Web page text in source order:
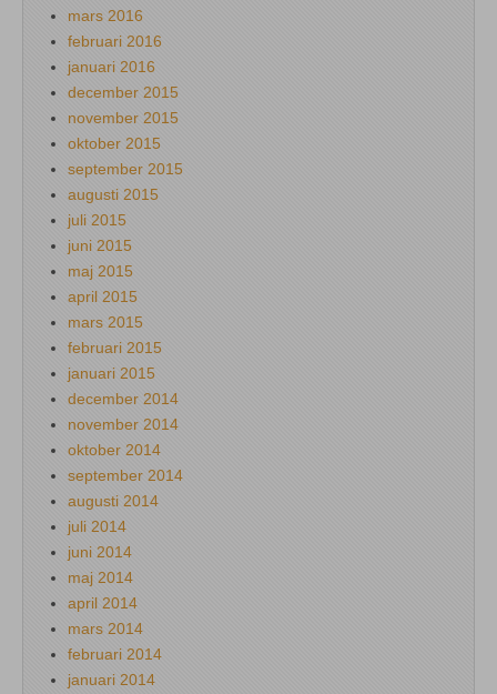
mars 2016
februari 2016
januari 2016
december 2015
november 2015
oktober 2015
september 2015
augusti 2015
juli 2015
juni 2015
maj 2015
april 2015
mars 2015
februari 2015
januari 2015
december 2014
november 2014
oktober 2014
september 2014
augusti 2014
juli 2014
juni 2014
maj 2014
april 2014
mars 2014
februari 2014
januari 2014